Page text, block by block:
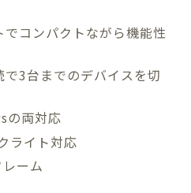
コンパクトながら機能性
3台までのデバイスを切
の両対応
ライト対応
ーム